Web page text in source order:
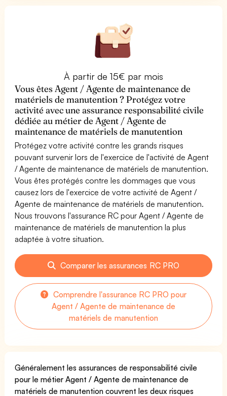
À partir de 15€ par mois
Vous êtes Agent / Agente de maintenance de
matériels de manutention ? Protégez votre
activité avec une assurance responsabilité civile
dédiée au métier de Agent / Agente de
maintenance de matériels de manutention
Protégez votre activité contre les grands risques
pouvant survenir lors de l'exercice de l'activité de Agent
/ Agente de maintenance de matériels de manutention.
Vous êtes protégés contre les dommages que vous
causez lors de l'exercice de votre activité de Agent /
Agente de maintenance de matériels de manutention.
Nous trouvons l'assurance RC pour Agent / Agente de
maintenance de matériels de manutention la plus
adaptée à votre situation.
Comparer les assurances RC PRO
Comprendre l'assurance RC PRO pour
Agent / Agente de maintenance de
matériels de manutention
Généralement les assurances de responsabilité civile
pour le métier Agent / Agente de maintenance de
matériels de manutention couvrent les deux risques